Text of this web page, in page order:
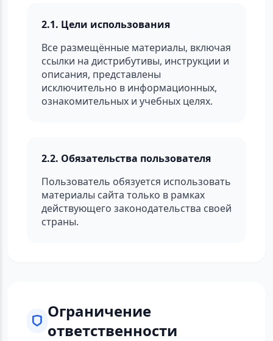
2.1. Цели использования
Все размещённые материалы, включая
ссылки на дистрибутивы, инструкции и
описания, представлены
исключительно в информационных,
ознакомительных и учебных целях.
2.2. Обязательства пользователя
Пользователь обязуется использовать
материалы сайта только в рамках
действующего законодательства своей
страны.
Ограничение
ответственности